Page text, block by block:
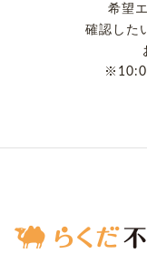
希望
確認した